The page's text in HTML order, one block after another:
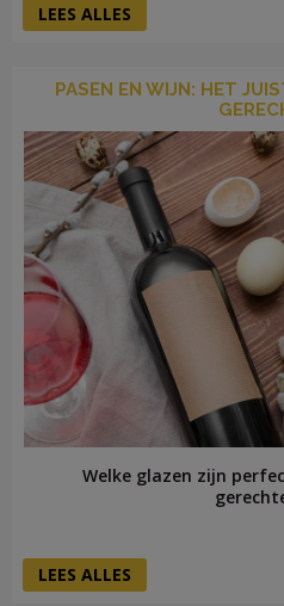
LEES ALLES
PASEN EN WIJN: HET
Welke glazen zijn
LEES ALLES